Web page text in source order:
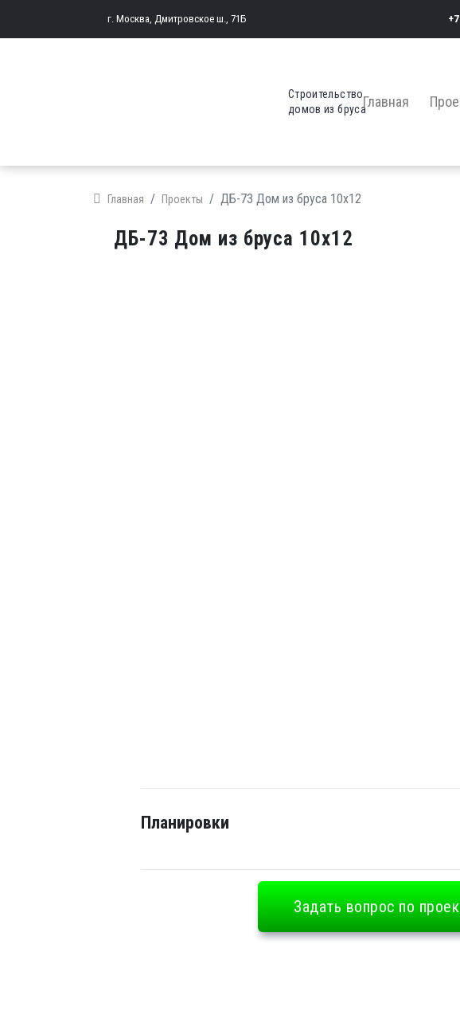
г. Москва, Дмитровское ш., 71Б
Строительство
домов из брусаГлавная
Главная Проекты ДБ-73 Дом из бруса 10х12
ДБ-73 Дом из бруса 10х12
Планировки
Задать вопрос по